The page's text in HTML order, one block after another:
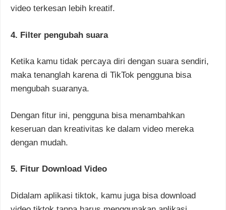
video terkesan lebih kreatif.
4. Filter pengubah suara
Ketika kamu tidak percaya diri dengan suara sendiri,
maka tenanglah karena di TikTok pengguna bisa
mengubah suaranya.
Dengan fitur ini, pengguna bisa menambahkan
keseruan dan kreativitas ke dalam video mereka
dengan mudah.
5. Fitur Download Video
Didalam aplikasi tiktok, kamu juga bisa download